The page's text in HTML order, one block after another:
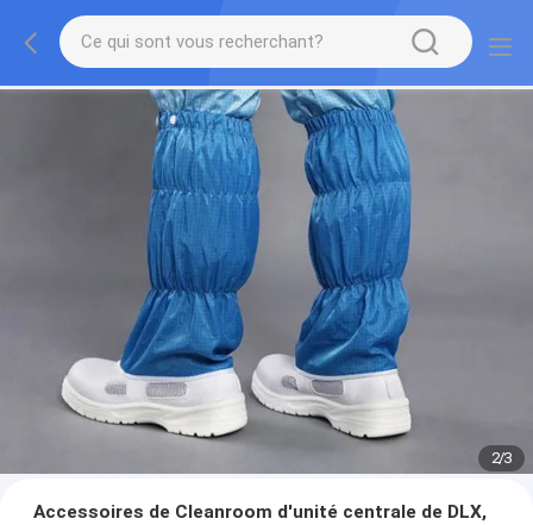
2/3
Accessoires de Cleanroom d'unité centrale de DLX,